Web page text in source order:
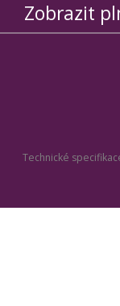
Zobrazit
Technické